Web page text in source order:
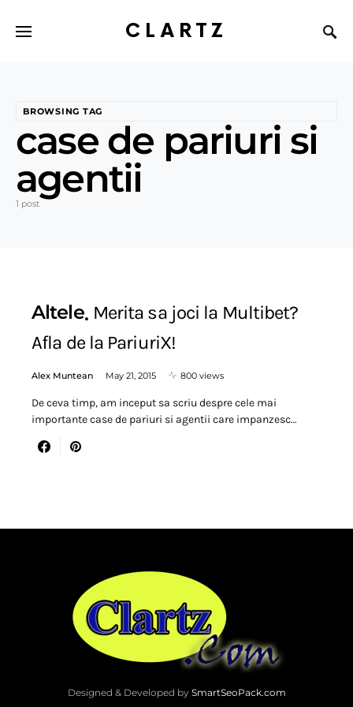
CLARTZ
BROWSING TAG
case de pariuri si
agentii
1 post
Altele Merita sa joci la Multibet?
Afla de la PariuriX!
Alex Muntean May 21, 2015 800 views
De ceva timp, am inceput sa scriu despre cele mai
importante case de pariuri si agentii care impanzesc…
Designed & Developed by SmartSeoPack.com